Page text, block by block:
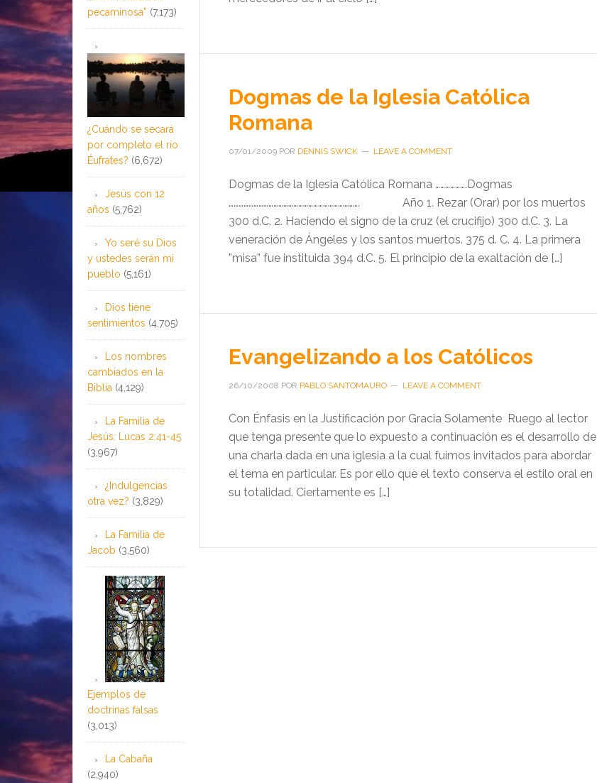
Dogmas de la Iglesia Católica
Romana
07/01/2009 POR DENNIS SWICK LEAVE A COMMENT
Dogmas de la Iglesia Católica Romana ……………….Dogmas
……………………………………………………………………. Año 1. Rezar (Orar) por los muertos
300 d.C. 2. Haciendo el signo de la cruz (el crucifijo) 300 d.C. 3. La
veneración de Ángeles y los santos muertos. 375 d. C. 4. La primera
”misa” fue instituida 394 d.C. 5. El principio de la exaltación de […]
Evangelizando a los Católicos
26/10/2008 POR PABLO SANTOMAURO LEAVE A COMMENT
Con Énfasis en la Justificación por Gracia Solamente Ruego al lector
que tenga presente que lo expuesto a continuación es el desarrollo de
una charla dada en una iglesia a la cual fuimos invitados para abordar
el tema en particular. Es por ello que el texto conserva el estilo oral en
su totalidad. Ciertamente es […]
pecaminosa” (7,173)
¿Cuándo se secará
por completo el río
Éufrates? (6,672)
Jesús con 12
años (5,762)
Yo seré su Dios
y ustedes serán mi
pueblo (5,161)
Dios tiene
sentimientos (4,705)
Los nombres
cambiados en la
Biblia (4,129)
La Familia de
Jesús: Lucas 2:41-45
(3,967)
¿Indulgencias
otra vez? (3,829)
La Familia de
Jacob (3,560)
Ejemplos de
doctrinas falsas
(3,013)
La Cabaña
(2,940)